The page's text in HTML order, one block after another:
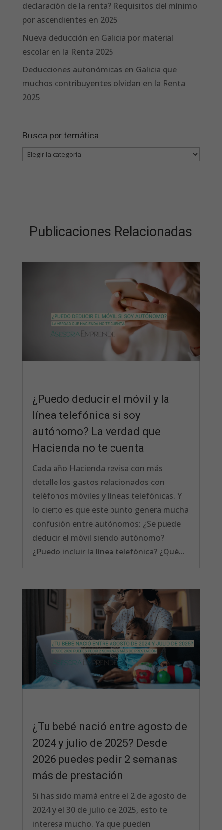
declaración de la renta? Requisitos del mínimo
por ascendientes en 2025
Nueva deducción en Galicia por material
escolar en la Renta 2025
Deducciones autonómicas en Galicia que
muchos contribuyentes olvidan en la Renta
2025
Busca por temática
Busca
Publicaciones Relacionadas
¿Puedo deducir el móvil y la
línea telefónica si soy
autónomo? La verdad que
Hacienda no te cuenta
Cada año Hacienda revisa con más
detalle los gastos relacionados con
teléfonos móviles y líneas telefónicas. Y
lo cierto es que este punto genera mucha
confusión entre autónomos: ¿Se puede
deducir el móvil siendo autónomo?
¿Puedo incluir la línea telefónica? ¿Qué...
¿Tu bebé nació entre agosto de
2024 y julio de 2025? Desde
2026 puedes pedir 2 semanas
más de prestación
Si has sido mamá entre el 2 de agosto de
2024 y el 30 de julio de 2025, esto te
interesa mucho. Ya que pueden